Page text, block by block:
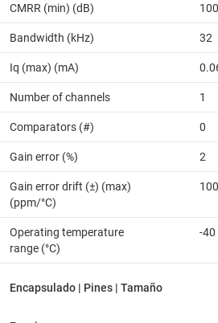
CMRR (min) (dB) 100
Bandwidth (kHz) 32
Iq (max) (mA)
Number of channels 1
Comparators (#) 0
Gain error (%) 2
Gain error drift (±) (max)
(ppm/°C)
100
Operating temperature
range (°C)
-40